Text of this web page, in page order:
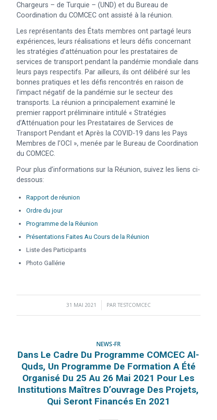
Chargeurs – de Turquie – (UND) et du Bureau de
Coordination du COMCEC ont assisté à la réunion.
Les représentants des États membres ont partagé leurs
expériences, leurs réalisations et leurs défis concernant
les stratégies d’atténuation pour les prestataires de
services de transport pendant la pandémie mondiale dans
leurs pays respectifs. Par ailleurs, ils ont délibéré sur les
bonnes pratiques et les défis rencontrés en raison de
l’impact négatif de la pandémie sur le secteur des
transports. La réunion a principalement examiné le
premier rapport préliminaire intitulé « Stratégies
d’Atténuation pour les Prestataires de Services de
Transport Pendant et Après la COVID-19 dans les Pays
Membres de l’OCI », menée par le Bureau de Coordination
du COMCEC.
Pour plus d’informations sur la Réunion, suivez les liens ci-
dessous:
Rapport de réunion
Ordre du jour
Programme de la Réunion
Présentations Faites Au Cours de la Réunion
Liste des Participants
Photo Gallérie
31 MAI 2021
/ PARTESTCOMCEC
NEWS-FR
Dans Le Cadre Du Programme COMCEC Al-
Quds, Un Programme De Formation A Été
Organisé Du 25 Au 26 Mai 2021 Pour Les
Institutions Maîtres D’ouvrage Des Projets,
Qui Seront Financés En 2021